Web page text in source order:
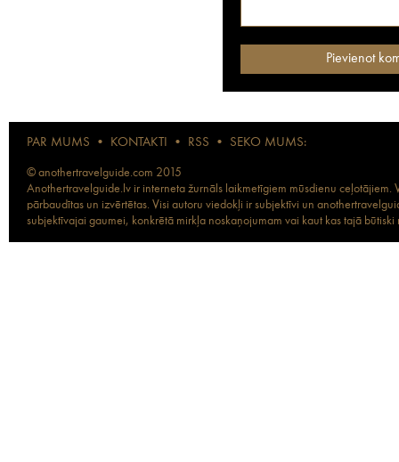
PAR MUMS • KONTAKTI • RSS • SEKO MUMS:
© anothertravelguide.com 2015
Anothertravelguide.lv ir interneta žurnāls laikmetīgiem mūsdienu
pārbaudītas un izvērtētas. Visi autoru viedokļi ir subjektīvi un
subjektīvajai gaumei, konkrētā mirkļa noskaņojumam vai kaut kas tajā